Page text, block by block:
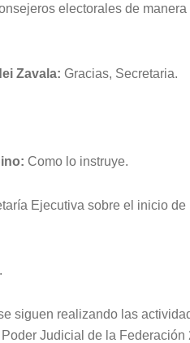
electorales de
Zavala: Gracias, Secretaria.
Como lo instruye.
Ejecutiva sobre el inicio
siguen realizando las
Judicial de la Federación